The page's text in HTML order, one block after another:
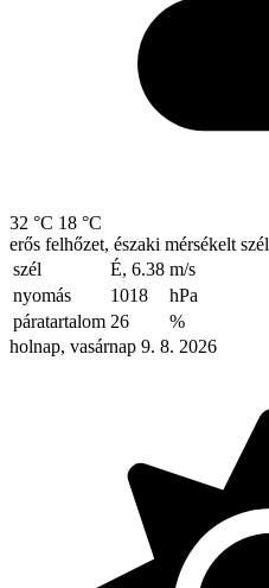
32 °C 18 °C
erős felhőzet, északi mérsékelt szél
szél
É, 6.38 m/s
nyomás
1018
hPa
páratartalom 26
%
holnap, vasárnap 9. 8. 2026